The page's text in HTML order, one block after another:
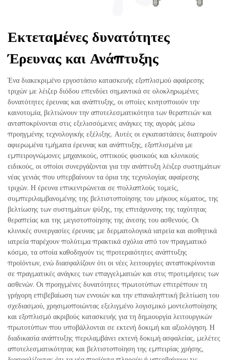
Εκτεταμένες δυνατότητες
Έρευνας και Ανάπτυξης
Ένα διακεκριμένο εργοστάσιο κατασκευής εξοπλισμού αφαίρεσης
τριχών με λέιζερ διόδου επενδύει σημαντικά σε ολοκληρωμένες
δυνατότητες έρευνας και ανάπτυξης, οι οποίες κινητοποιούν την
καινοτομία, βελτιώνουν την αποτελεσματικότητα των θεραπειών και
ανταποκρίνονται στις εξελισσόμενες ανάγκες της αγοράς μέσω
προηγμένης τεχνολογικής εξέλιξης. Αυτές οι εγκαταστάσεις διατηρούν
αφιερωμένα τμήματα έρευνας και ανάπτυξης, εξοπλισμένα με
εμπειρογνώμονες μηχανικούς, οπτικούς φυσικούς και κλινικούς
ειδικούς, οι οποίοι συνεργάζονται για την ανάπτυξη λέιζερ συστημάτων
νέας γενιάς που υπερβαίνουν τα όρια της τεχνολογίας αφαίρεσης
τριχών. Η έρευνα επικεντρώνεται σε πολλαπλούς τομείς,
συμπεριλαμβανομένης της βελτιστοποίησης του μήκους κύματος, της
βελτίωσης των συστημάτων ψύξης, της επιτάχυνσης της ταχύτητας
θεραπείας και της μεγιστοποίησης της άνεσης του ασθενούς. Οι
κλινικές συνεργασίες έρευνας με δερματολογικά ιατρεία και αισθητικά
ιατρεία παρέχουν πολύτιμα πρακτικά σχόλια από τον πραγματικό
κόσμο, τα οποία καθοδηγούν τις προτεραιότητες ανάπτυξης
προϊόντων, ενώ διασφαλίζουν ότι οι νέες λειτουργίες ανταποκρίνονται
σε πραγματικές ανάγκες των επαγγελματιών και στις προτιμήσεις των
ασθενών. Οι προηγμένες δυνατότητες πρωτοτύπων επιτρέπουν τη
γρήγορη επιβεβαίωση των εννοιών και την επαναληπτική βελτίωση του
σχεδιασμού, χρησιμοποιώντας εξελιγμένο λογισμικό μοντελοποίησης
και εξοπλισμό ακριβούς κατασκευής για τη δημιουργία λειτουργικών
πρωτοτύπων που υποβάλλονται σε εκτενή δοκιμή και αξιολόγηση. Η
διαδικασία ανάπτυξης περιλαμβάνει εκτενή δοκιμή ασφαλείας, μελέτες
αποτελεσματικότητας και βελτιστοποίηση της εμπειρίας χρήσης,